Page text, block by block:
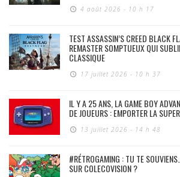
4 août 2026 - 10 h 17
TEST ASSASSIN’S CREED BLACK
REMASTER SOMPTUEUX QUI
CLASSIQUE
17 juillet 2026 - 10 h 37
IL Y A 25 ANS, LA GAME BOY
DE JOUEURS : EMPORTER LA
13 juillet 2026 - 14 h 48
#RÉTROGAMING : TU TE
SUR COLECOVISION ?